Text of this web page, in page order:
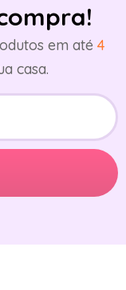
em até 4
casa.